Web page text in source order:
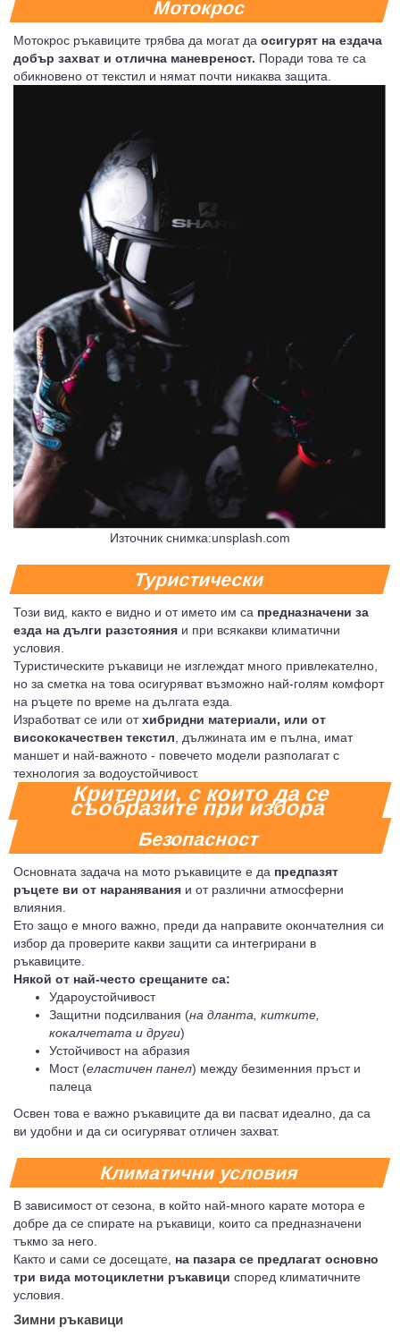
Мотокрос
Мотокрос ръкавиците трябва да могат да осигурят на ездача
добър захват и отлична маневреност. Поради това те са
обикновено от текстил и нямат почти никаква защита.
Източник снимка:unsplash.com
Туристически
Този вид, както е видно и от името им са предназначени за
езда на дълги разстояния и при всякакви климатични
условия.
Туристическите ръкавици не изглеждат много привлекателно,
но за сметка на това осигуряват възможно най-голям комфорт
на ръцете по време на дългата езда.
Изработват се или отхибридни материали, или от
висококачествен текстил , дължината им е пълна, имат
маншет и най-важното - повечето модели разполагат с
технология за водоустойчивост.
Критерии, с които да се
съобразите при избора
Безопасност
Основната задача на мото ръкавиците е да предпазят
ръцете ви от наранявания и от различни атмосферни
влияния.
Ето защо е много важно, преди да направите окончателния си
избор да проверите какви защити са интегрирани в
ръкавиците.
Някой от най-често срещаните са:
Удароустойчивост
Защитни подсилвания (на дланта, китките,
кокалчетата и други)
Устойчивост на абразия
Мост (еластичен панел) между безименния пръст и
палеца
Освен това е важно ръкавиците да ви пасват идеално, да са
ви удобни и да си осигуряват отличен захват.
Климатични условия
В зависимост от сезона, в който най-много карате мотора е
добре да се спирате на ръкавици, които са предназначени
тъкмо за него.
Както и сами се досещате, на пазара се предлагат основно
три вида мотоциклетни ръкавици според климатичните
условия.
Зимни ръкавици